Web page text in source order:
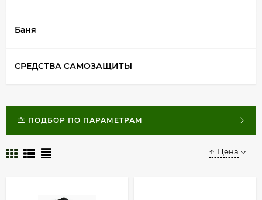
Баня
СРЕДСТВА САМОЗАЩИТЫ
ПОДБОР ПО ПАРАМЕТРАМ
Цена